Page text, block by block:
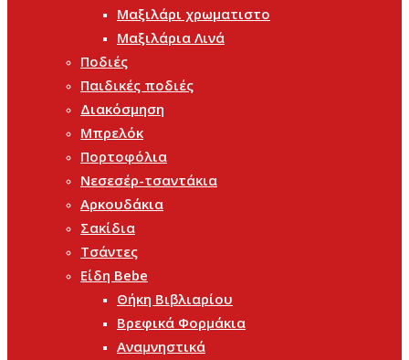
Μαξιλάρι χρωματιστο
Μαξιλάρια Λινά
Ποδιές
Παιδικές ποδιές
Διακόσμηση
Μπρελόκ
Πορτοφόλια
Νεσεσέρ-τσαντάκια
Αρκουδάκια
Σακίδια
Τσάντες
Είδη Bebe
Θήκη Βιβλιαρίου
Βρεφικά Φορμάκια
Αναμνηστικά